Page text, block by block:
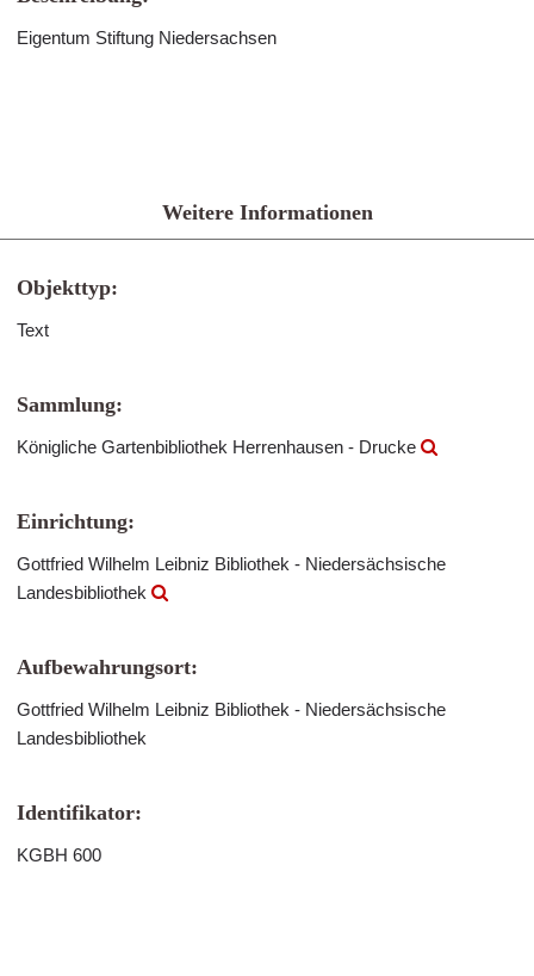
Eigentum Stiftung Niedersachsen
Weitere Informationen
Objekttyp:
Text
Sammlung:
Königliche Gartenbibliothek Herrenhausen - Drucke
Einrichtung:
Gottfried Wilhelm Leibniz Bibliothek - Niedersächsische
Landesbibliothek
Aufbewahrungsort:
Gottfried Wilhelm Leibniz Bibliothek - Niedersächsische
Landesbibliothek
Identifikator:
KGBH 600